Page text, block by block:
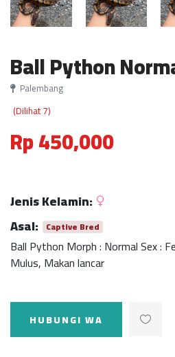
Ball Python
Palembang
(Dilihat 7)
Rp 450,000
Jenis Kelamin:
Asal: Captive Bred
Ball Python Morph : Normal Sex :
Mulus, Makan lancar
HUBUNGI WA